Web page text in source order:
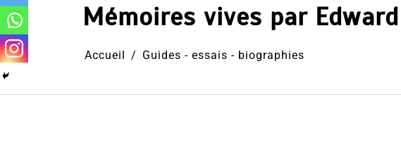
Mémoires vives par
Accueil Guides - essais - biographies